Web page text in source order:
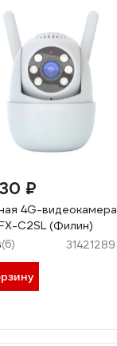
₽
4G-видеокамера
C2SL (Филин)
(6) 31421289